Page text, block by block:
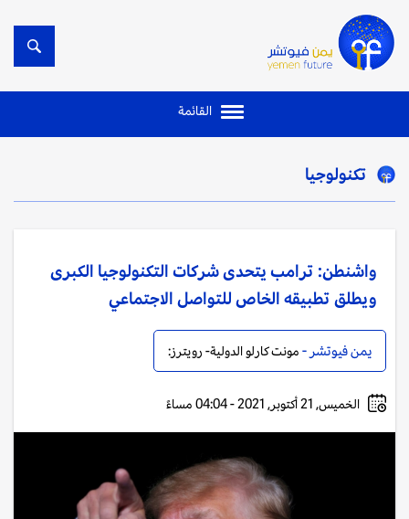
القائمة
تكنولوجيا
واشنطن: ترامب يتحدى شركات التكنولوجيا الكبرى
ويطلق تطبيقه الخاص للتواصل الاجتماعي
يمن فيوتشر - مونت كارلو الدولية- رويترز:
الخميس, 21 أكتوبر, 2021 - 04:04 مساءً